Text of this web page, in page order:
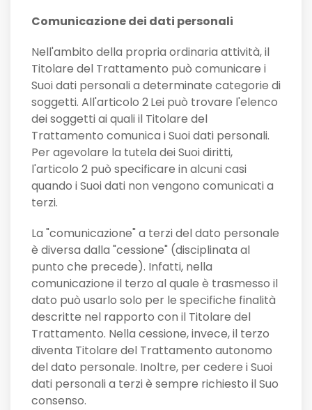
Comunicazione dei dati personali
Nell'ambito della propria ordinaria attività, il
Titolare del Trattamento può comunicare i
Suoi dati personali a determinate categorie di
soggetti. All'articolo 2Lei può trovare l'elenco
dei soggetti ai quali il Titolare del
Trattamento comunica i Suoi dati personali.
Per agevolare la tutela dei Suoi diritti,
l'articolo 2 può specificare in alcuni casi
quando i Suoi dati non vengono comunicati a
terzi.
La "comunicazione" a terzi del dato personale
è diversa dalla "cessione" (disciplinata al
punto che precede). Infatti, nella
comunicazione il terzo al quale è trasmesso il
dato può usarlo solo per le specifiche finalità
descritte nel rapporto con il Titolare del
Trattamento. Nella cessione, invece, il terzo
diventa Titolare del Trattamento autonomo
del dato personale. Inoltre, per cedere i Suoi
dati personali a terzi è sempre richiesto il Suo
consenso.